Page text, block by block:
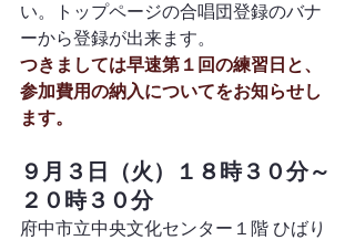
い。トップページの合唱団登録のバナ
ーから登録が出来ます。
つきましては早速第１回の練習日と、
参加費用の納入についてをお知らせし
ます。
９月３日（火）１８時３０分～
２０時３０分
府中市立中央文化センター１階 ひばり